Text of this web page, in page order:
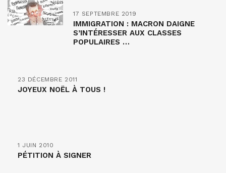
17 SEPTEMBRE 2019
IMMIGRATION : MACRON DAIGNE
S’INTÉRESSER AUX CLASSES
POPULAIRES …
23 DÉCEMBRE 2011
JOYEUX NOËL À TOUS !
1 JUIN 2010
PÉTITION À SIGNER